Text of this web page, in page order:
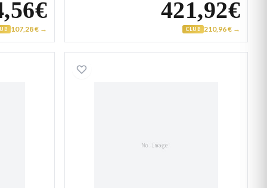
107,28 € →
421,92€
CLUB 210,96 € →
pour homme Navale Abdurrahhman "068-6"